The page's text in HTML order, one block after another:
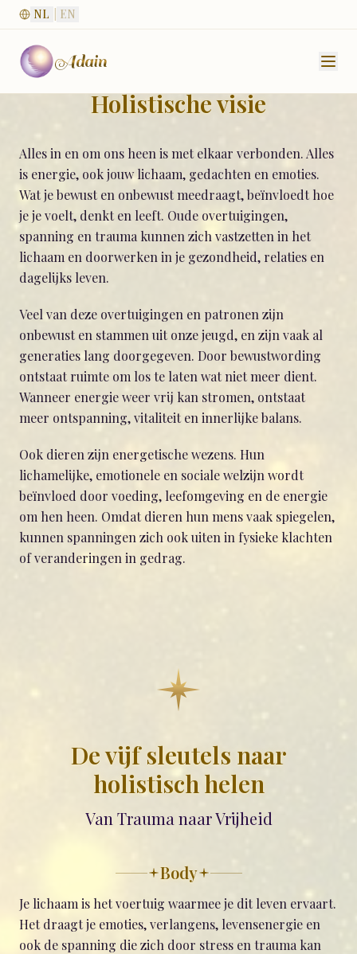
NL EN
Adain
Holistische visie
Alles in en om ons heen is met elkaar verbonden. Alles
is energie, ook jouw lichaam, gedachten en emoties.
Wat je bewust en onbewust meedraagt, beïnvloedt hoe
je je voelt, denkt en leeft. Oude overtuigingen,
spanning en trauma kunnen zich vastzetten in het
lichaam en doorwerken in je gezondheid, relaties en
dagelijks leven.
Veel van deze overtuigingen en patronen zijn
onbewust en stammen uit onze jeugd, en zijn vaak al
generaties lang doorgegeven. Door bewustwording
ontstaat ruimte om los te laten wat niet meer dient.
Wanneer energie weer vrij kan stromen, ontstaat
meer ontspanning, vitaliteit en innerlijke balans.
Ook dieren zijn energetische wezens. Hun
lichamelijke, emotionele en sociale welzijn wordt
beïnvloed door voeding, leefomgeving en de energie
om hen heen. Omdat dieren hun mens vaak spiegelen,
kunnen spanningen zich ook uiten in fysieke klachten
of veranderingen in gedrag.
De vijf sleutels naar
holistisch helen
Van Trauma naar Vrijheid
Body
Je lichaam is het voertuig waarmee je dit leven ervaart.
Het draagt je emoties, verlangens, levensenergie en
ook de spanning die zich door stress en trauma kan